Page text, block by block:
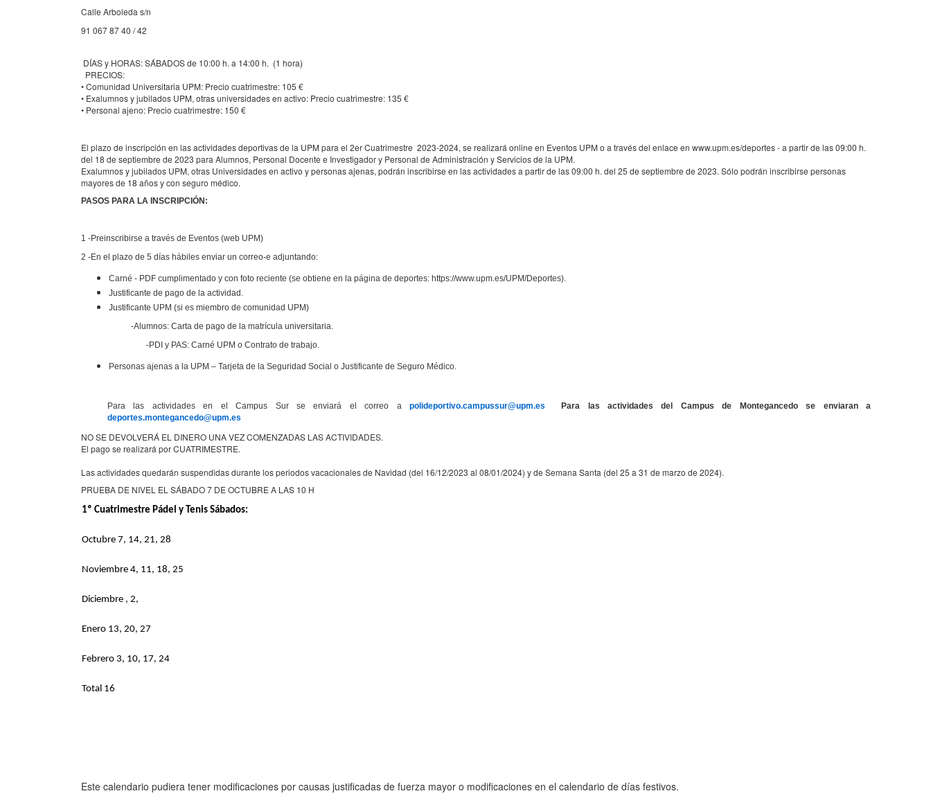
Calle Arboleda s/n
91 067 87 40 / 42
DÍAS y HORAS: SÁBADOS de 10:00 h. a 14:00 h. (1 hora)
PRECIOS:
• Comunidad Universitaria UPM: Precio cuatrimestre: 105 €
• Exalumnos y jubilados UPM, otras universidades en activo: Precio cuatrimestre: 135 €
• Personal ajeno: Precio cuatrimestre: 150 €
El plazo de inscripción en las actividades deportivas de la UPM para el 2er Cuatrimestre 2023-2024, se realizará online en Eventos UPM o a través del enlace en www.upm.es/deportes - a partir de las 09:00 h.
del 18 de septiembre de 2023 para Alumnos, Personal Docente e Investigador y Personal de Administración y Servicios de la UPM.
Exalumnos y jubilados UPM, otras Universidades en activo y personas ajenas, podrán inscribirse en las actividades a partir de las 09:00 h. del 25 de septiembre de 2023. Sólo podrán inscribirse personas
mayores de 18 años y con seguro médico.
PASOS PARA LA INSCRIPCIÓN:
1 -Preinscribirse a través de Eventos (web UPM)
2 -En el plazo de 5 días hábiles enviar un correo-e adjuntando:
Carné - PDF cumplimentado y con foto reciente (se obtiene en la página de deportes: https://www.upm.es/UPM/Deportes).
Justificante de pago de la actividad.
Justificante UPM (si es miembro de comunidad UPM)
-Alumnos: Carta de pago de la matrícula universitaria.
-PDI y PAS: Carné UPM o Contrato de trabajo.
Personas ajenas a la UPM – Tarjeta de la Seguridad Social o Justificante de Seguro Médico.
Para las actividades en el Campus Sur se enviará el correo apolideportivo.campussur@upm.es Para las actividades del Campus de Montegancedo se enviaran a
deportes.montegancedo@upm.es
NO SE DEVOLVERÁ EL DINERO UNA VEZ COMENZADAS LAS ACTIVIDADES.
El pago se realizará por CUATRIMESTRE.
Las actividades quedarán suspendidas durante los periodos vacacionales de Navidad (del 16/12/2023 al 08/01/2024) y de Semana Santa (del 25 a 31 de marzo de 2024).
PRUEBA DE NIVEL EL SÁBADO 7 DE OCTUBRE A LAS 10 H
1º Cuatrimestre Pádel y Tenis Sábados:
Octubre 7, 14, 21, 28
Noviembre 4, 11, 18, 25
Diciembre , 2,
Enero 13, 20, 27
Febrero 3, 10, 17, 24
Total 16
Este calendario pudiera tener modificaciones por causas justificadas de fuerza mayor o modificaciones en el calendario de días festivos.